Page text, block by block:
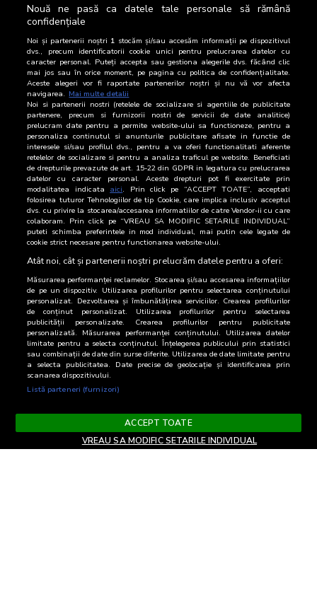
CpA (mii)
CpA (mii) CpA (%)
2010
0
120
240
0
1.2
CPA
Livrare CpA
SNA FOCUS Apr09-Apr10 402
catre BRAT, fara o notificare prealabila.
Am inteles/de acord
Nouă ne pasă ca datele tale personale să rămână
confidențiale
Noi și partenerii noștri 1 stocăm și/sau accesăm informații pe dispozitivul
dvs., precum identificatorii cookie unici pentru prelucrarea datelor cu
caracter personal. Puteți accepta sau gestiona alegerile dvs. făcând clic
mai jos sau în orice moment, pe pagina cu politica de confidențialitate.
Aceste alegeri vor fi raportate partenerilor noștri și nu vă vor afecta
navigarea. Mai multe detalii
Noi si partenerii nostri (retelele de socializare si agentiile de publicitate
partenere, precum si furnizorii nostri de servicii de date analitice)
prelucram date pentru a permite website-ului sa functioneze, pentru a
personaliza continutul si anunturile publicitare afisate in functie de
interesele si/sau profilul dvs., pentru a va oferi functionalitati aferente
retelelor de socializare si pentru a analiza traficul pe website. Beneficiati
de drepturile prevazute de art. 15-22 din GDPR in legatura cu prelucrarea
datelor cu caracter personal. Aceste drepturi pot fi exercitate prin
modalitatea indicata aici. Prin click pe “ACCEPT TOATE”, acceptati
folosirea tuturor Tehnologiilor de tip Cookie, care implica inclusiv acceptul
dvs. cu privire la stocarea/accesarea informatiilor de catre Vendor-ii cu care
colaboram. Prin click pe “VREAU SA MODIFIC SETARILE INDIVIDUAL”
puteti schimba preferintele in mod individual, mai putin cele legate de
cookie strict necesare pentru functionarea website-ului.
Atât noi, cât și partenerii noștri prelucrăm datele pentru a oferi:
Măsurarea performanței reclamelor. Stocarea și/sau accesarea informațiilor
de pe un dispozitiv. Utilizarea profilurilor pentru selectarea conținutului
personalizat. Dezvoltarea și îmbunătățirea serviciilor. Crearea profilurilor
de conținut personalizat. Utilizarea profilurilor pentru selectarea
publicității personalizate. Crearea profilurilor pentru publicitate
personalizată. Măsurarea performanței conținutului. Utilizarea datelor
limitate pentru a selecta conținutul. Înțelegerea publicului prin statistici
sau combinații de date din surse diferite. Utilizarea de date limitate pentru
a selecta publicitatea. Date precise de geolocație și identificarea prin
scanarea dispozitivului.
Listă parteneri (furnizori)
ACCEPT TOATE
VREAU SA MODIFIC SETARILE INDIVIDUAL